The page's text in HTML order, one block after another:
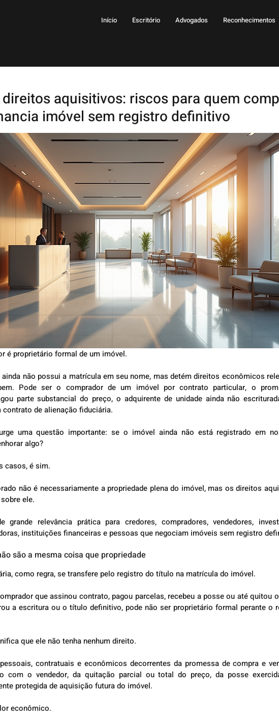
Início Escritório Advogados Reconhecimentos
aquisitivos: riscos para quem
imóvel sem registro definitivo
é proprietário formal de um imóvel.
não possui a matrícula em seu nome, mas detém direitos econômicos
Pode ser o comprador de um imóvel por contrato particular, o
parte substancial do preço, o adquirente de unidade ainda não
de alienação fiduciária.
uma questão importante: se o imóvel ainda não está registrado em
algo?
casos, é sim.
não é necessariamente a propriedade plena do imóvel, mas os direitos
ele.
relevância prática para credores, compradores, vendedores,
instituições financeiras e pessoas que negociam imóveis sem registro
são a mesma coisa que propriedade
como regra, se transfere pelo registro do título na matrícula do imóvel.
que assinou contrato, pagou parcelas, recebeu a posse ou até quitou
a escritura ou o título definitivo, pode não ser proprietário formal perante o
que ele não tenha nenhum direito.
contratuais e econômicos decorrentes da promessa de compra e
com o vendedor, da quitação parcial ou total do preço, da posse
protegida de aquisição futura do imóvel.
econômico.